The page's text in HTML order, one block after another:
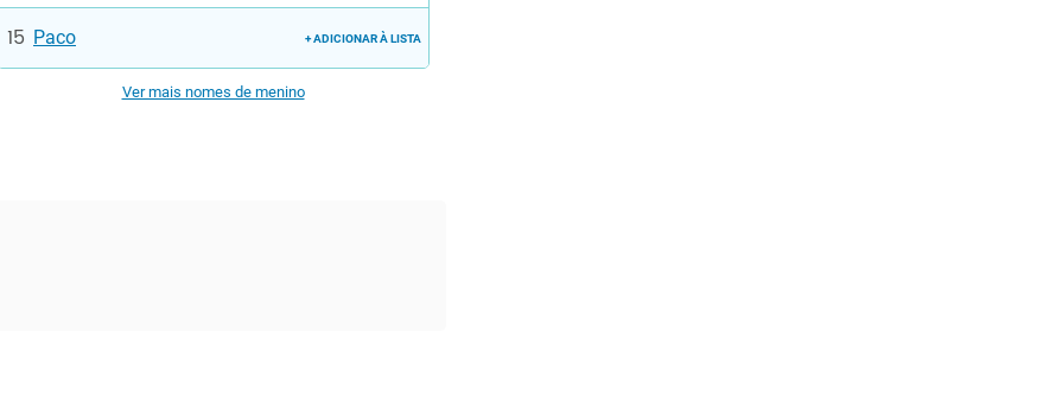
Paco + ADICIONAR À LISTA
Ver mais nomes de menino